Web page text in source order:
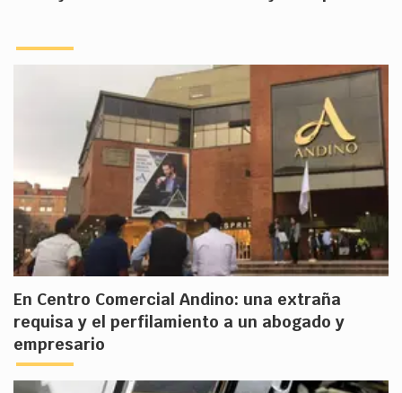
En Centro Comercial Andino: una extraña
requisa y el perfilamiento a un abogado y
empresario